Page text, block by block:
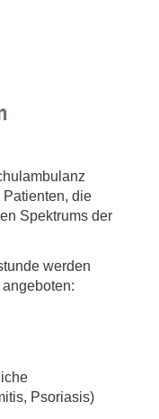
die
Spektrums der
werden
Psoriasis)